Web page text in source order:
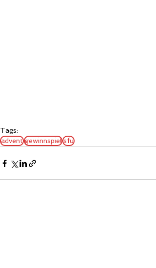
Tags:
advent gewinnspiel sfu